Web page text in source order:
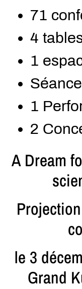
71
4
1
1
2
A Dream
le 3
Grand